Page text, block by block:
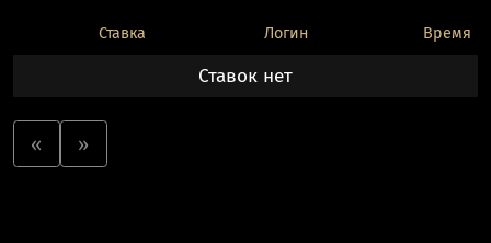
Ставка Логин Время
Ставок нет
« »